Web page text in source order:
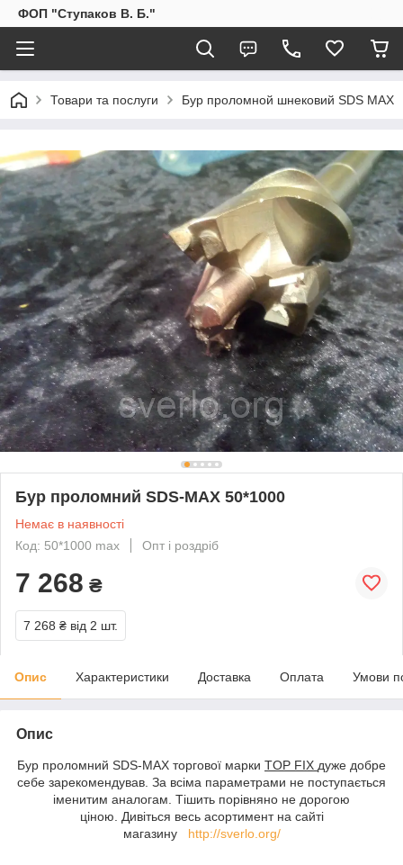
ФОП "Ступаков В. Б."
Товари та послуги Бур проломной шнековий SDS MAX
Бур проломний SDS-MAX 50*1000
Немає в наявності
Код: 50*1000 max
Опт і роздріб
7 268 ₴
7 268 ₴ від 2 шт.
Опис Характеристики Доставка Оплата Умови
Опис
Бур проломний SDS-MAX торгової марки TOP FIX дуже добре
себе зарекомендував. За всіма параметрами не поступається
іменитим аналогам. Тішить порівняно не дорогою
ціною. Дивіться весь асортимент на сайті
магазину http://sverlo.org/